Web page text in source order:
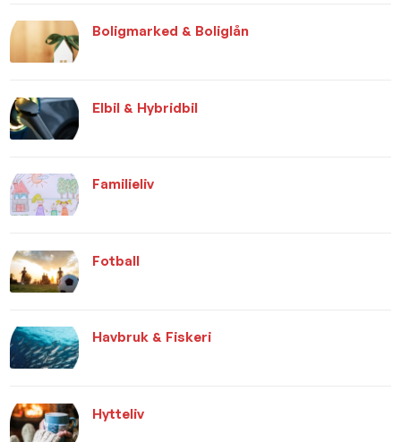
Boligmarked & Boliglån
Elbil & Hybridbil
Familieliv
Fotball
Havbruk & Fiskeri
Hytteliv